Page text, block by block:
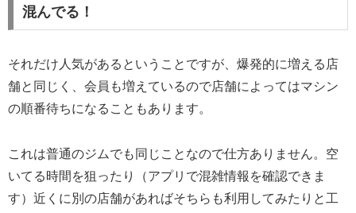
混んでる！
それだけ人気があるということですが、爆発的に増える店
舗と同じく、会員も増えているので店舗によってはマシン
の順番待ちになることもあります。
これは普通のジムでも同じことなので仕方ありません。空
いてる時間を狙ったり（アプリで混雑情報を確認できま
す）近くに別の店舗があればそちらも利用してみたりと工